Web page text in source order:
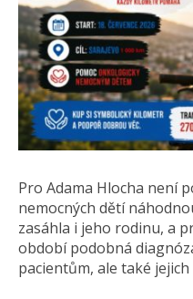
Pro Adama Hlocha není
nemocných dětí
zasáhla i jeho rodinu, a
období podobná
pacientům, ale také